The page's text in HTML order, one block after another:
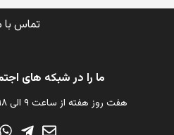
تماس با
ما را در شبکه های
هفت روز هفته از ساعت ۹ الی ۱۸ پاسخگوی شما هستیم.